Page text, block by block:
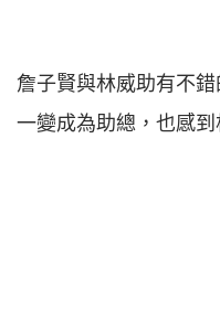
詹子賢與林威助有不
一變成為助總，也感到